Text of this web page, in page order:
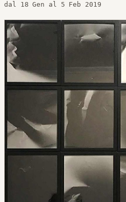
dal 18 Gen al 5 Feb 2019